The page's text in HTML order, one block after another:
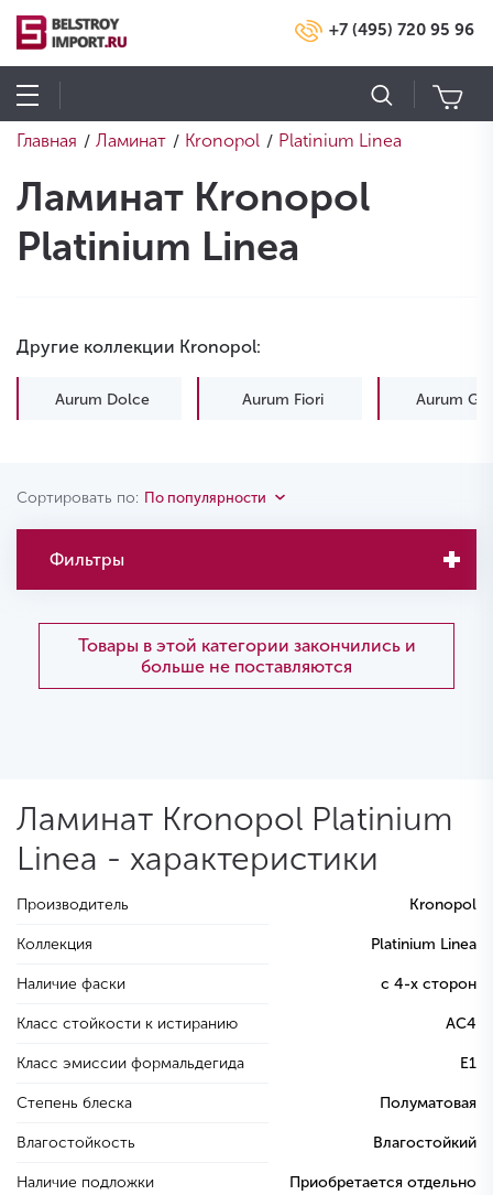
+7 (495) 720 95 96
Главная / Ламинат / Kronopol / Platinium Linea
Ламинат Kronopol
Platinium Linea
Другие коллекции Kronopol:
Aurum Dolce Aurum Fiori Aurum
Сортировать по: По популярности
Фильтры
Товары в этой категории закончились и
больше не поставляются
Ламинат Kronopol Platinium
Linea - характеристики
Производитель Kronopol
Коллекция Platinium Linea
Наличие фаски с 4-х сторон
Класс стойкости к истиранию AC4
Класс эмиссии формальдегида E1
Степень блеска Полуматовая
Влагостойкость Влагостойкий
Наличие подложки Приобретается отдельно